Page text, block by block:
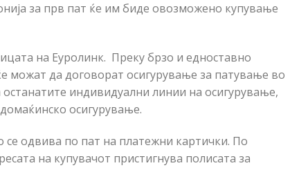
за прв пат ќе им биде овозможено купување
на Еуролинк. Преку брзо и едноставно
можат да договорат осигурување за патување во
индивидуални линии на осигурување,
осигурување.
се одвива по пат на платежни картички. По
на купувачот пристигнува полисата за